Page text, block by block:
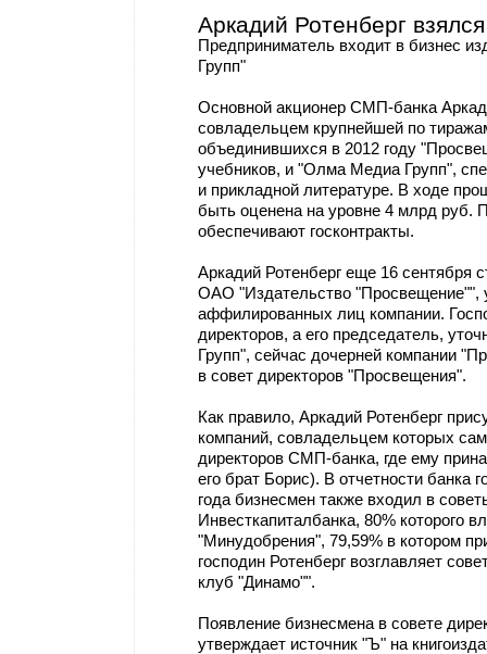
Аркадий Ротенберг
Предприниматель входит в бизнес
Групп"
Основной акционер СМП-банка
совладельцем крупнейшей по
объединившихся в 2012 году
учебников, и "Олма Медиа Групп",
и прикладной литературе. В ходе
быть оценена на уровне 4 млрд руб.
обеспечивают госконтракты.
Аркадий Ротенберг еще 16 сентября
ОАО "Издательство "Просвещение"",
аффилированных лиц компании.
директоров, а его председатель,
Групп", сейчас дочерней компании
в совет директоров "Просвещения".
Как правило, Аркадий Ротенберг
компаний, совладельцем которых
директоров СМП-банка, где ему
его брат Борис). В отчетности банка
года бизнесмен также входил в
Инвесткапиталбанка, 80% которого
"Минудобрения", 79,59% в котором
господин Ротенберг возглавляет
клуб "Динамо"".
Появление бизнесмена в совете
утверждает источник "Ъ" на